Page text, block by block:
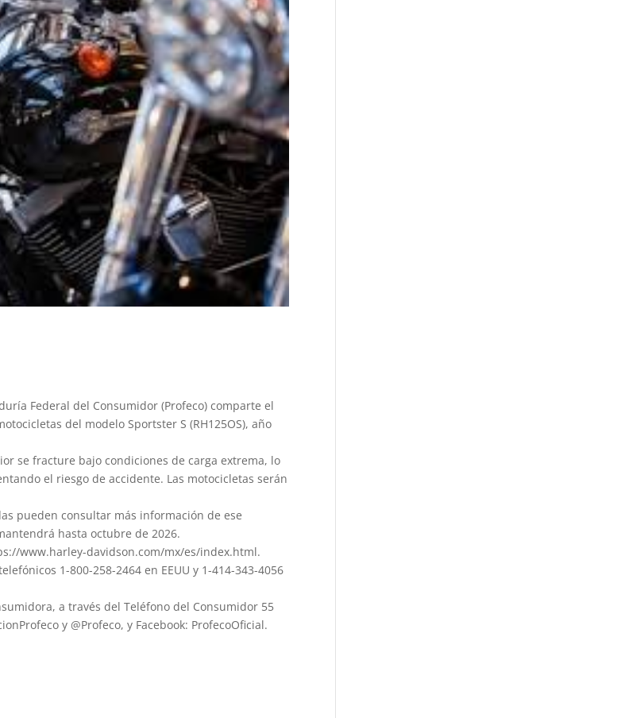
Federal del Consumidor (Profeco) comparte el
del modelo Sportster S (RH125OS), año
se fracture bajo condiciones de carga extrema, lo
el riesgo de accidente. Las motocicletas serán
pueden consultar más información de ese
hasta octubre de 2026.
www.harley-davidson.com/mx/es/index.html.
1-800-258-2464 en EEUU y 1-414-343-4056
a través del Teléfono del Consumidor 55
y @Profeco, y Facebook: ProfecoOficial.